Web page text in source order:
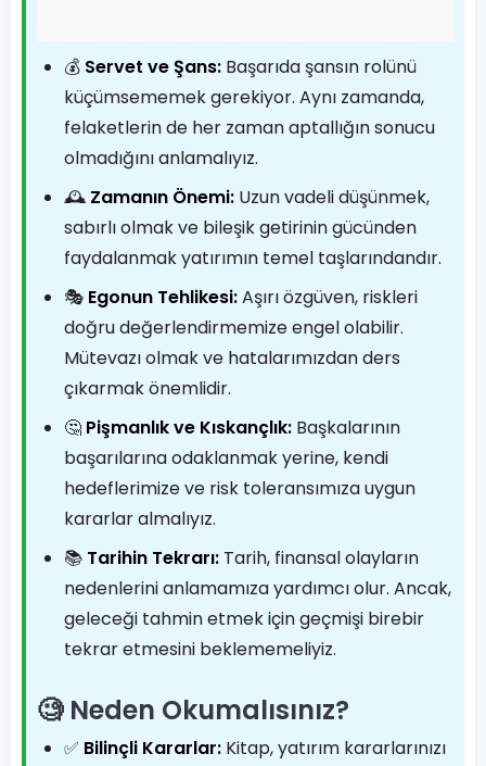
💰 Servet ve Şans: Başarıda şansın rolünü
küçümsememek gerekiyor. Aynı zamanda,
felaketlerin de her zaman aptallığın sonucu
olmadığını anlamalıyız.
🕰️ Zamanın Önemi: Uzun vadeli düşünmek,
sabırlı olmak ve bileşik getirinin gücünden
faydalanmak yatırımın temel taşlarındandır.
🎭 Egonun Tehlikesi:Aşırı özgüven, riskleri
doğru değerlendirmemize engel olabilir.
Mütevazı olmak ve hatalarımızdan ders
çıkarmak önemlidir.
🤔 Pişmanlık ve Kıskançlık: Başkalarının
başarılarına odaklanmak yerine, kendi
hedeflerimize ve risk toleransımıza uygun
kararlar almalıyız.
📚 Tarihin Tekrarı: Tarih, finansal olayların
nedenlerini anlamamıza yardımcı olur. Ancak,
geleceği tahmin etmek için geçmişi birebir
tekrar etmesini beklememeliyiz.
🧐 Neden Okumalısınız?
✅ Bilinçli Kararlar: Kitap, yatırım kararlarınızı